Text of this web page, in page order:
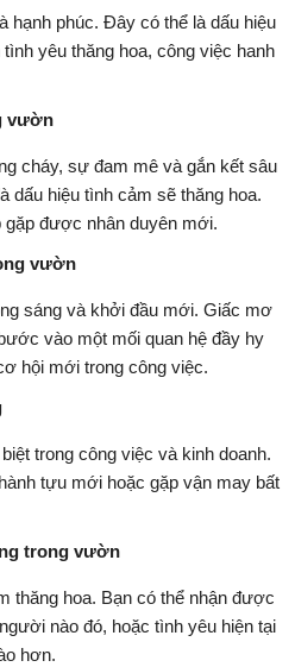
hạnh phúc. Đây có thể là dấu hiệu
yêu thăng hoa, công việc hanh
vườn
cháy, sự đam mê và gắn kết sâu
dấu hiệu tình cảm sẽ thăng hoa.
gặp được nhân duyên mới.
vườn
sáng và khởi đầu mới. Giấc mơ
vào một mối quan hệ đầy hy
hội mới trong công việc.
trong công việc và kinh doanh.
tựu mới hoặc gặp vận may bất
trong vườn
thăng hoa. Bạn có thể nhận được
nào đó, hoặc tình yêu hiện tại
hơn.